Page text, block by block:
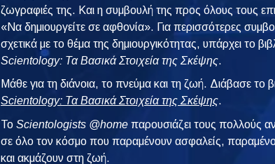
ζωγραφιές της. Και η συμβουλή της προς όλους τους
«Να δημιουργείτε σε αφθονία». Για περισσότερες
σχετικά με το θέμα της δημιουργικότητας, υπάρχει το
Scientology: Τα Βασικά Στοιχεία της Σκέψης.
Μάθε για τη διάνοια, το πνεύμα και τη ζωή. Διάβασε το
Scientology: Τα Βασικά Στοιχεία της Σκέψης.
ToScientologists @home παρουσιάζει τους πολλούς
σε όλο τον κόσμο που παραμένουν ασφαλείς,
και ακμάζουν στη ζωή.